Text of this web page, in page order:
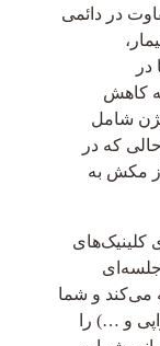
در دائمی
کاهش
شامل
که در
مکش به
کلینیک‌های
جلسه‌ای
می‌کند و شما
و …) را